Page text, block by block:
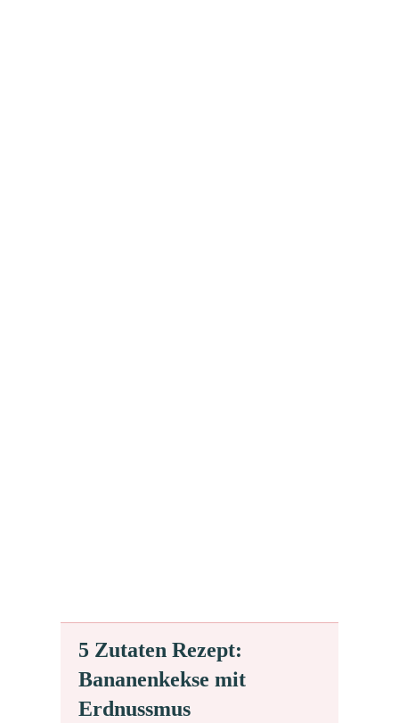
5 Zutaten Rezept:
Bananenkekse mit
Erdnussmus